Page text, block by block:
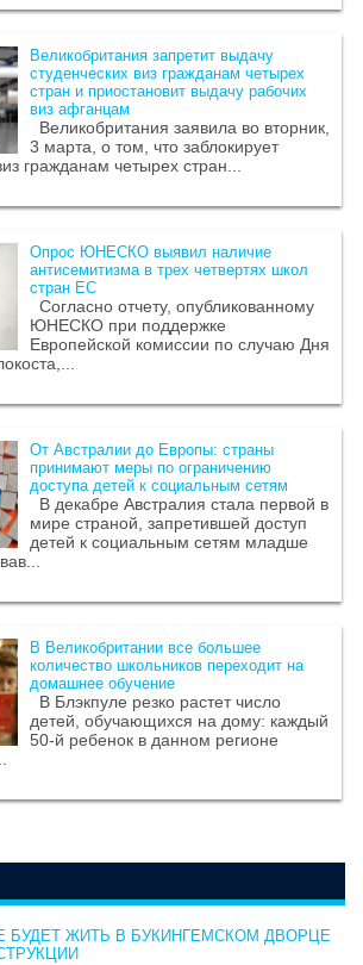
Великобритания запретит выдачу
студенческих виз гражданам четырех
стран и приостановит выдачу рабочих
виз афганцам
Великобритания заявила во вторник,
3 марта, о том, что заблокирует
гражданам четырех стран...
Опрос ЮНЕСКО выявил наличие
антисемитизма в трех четвертях школ
стран ЕС
Согласно отчету, опубликованному
ЮНЕСКО при поддержке
Европейской комиссии по случаю Дня
От Австралии до Европы: страны
принимают меры по ограничению
доступа детей к социальным сетям
В декабре Австралия стала первой в
мире страной, запретившей доступ
детей к социальным сетям младше
В Великобритании все большее
количество школьников переходит на
домашнее обучение
В Блэкпуле резко растет число
детей, обучающихся на дому: каждый
50-й ребенок в данном регионе
БУДЕТ ЖИТЬ В БУКИНГЕМСКОМ ДВОРЦЕ